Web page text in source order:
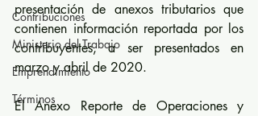
Contribuciones
Ministerio del Trabajo
Emprendimiento
Términos
presentación de anexos tributarios que
contienen información reportada por los
contribuyentes, a ser presentados en
marzo y abril de 2020.
El Anexo Reporte de Operaciones y